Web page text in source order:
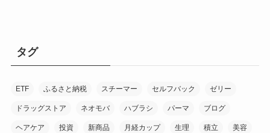
タグ
ETF ふるさと納税 スチーマー セルフバック ゼリー
ドラッグストア ネオモバ ハブラシ パーマ ブログ
ヘアケア 投資 新商品 月経カップ 生理 積立 美容